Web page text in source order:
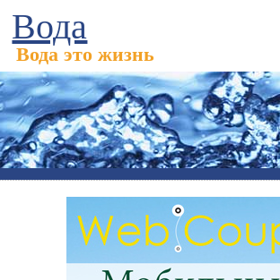
Вода
Вода это жизнь